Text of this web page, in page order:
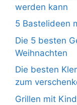
werden kann
5 Bastelideen
Die 5 besten
Weihnachten
Die besten
zum
Grillen mit